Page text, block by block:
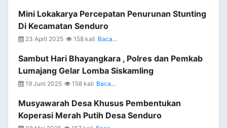
Mini Lokakarya Percepatan Penurunan Stunting
Di Kecamatan Senduro
23 April 2025 158 kali Baca...
Sambut Hari Bhayangkara , Polres dan Pemkab
Lumajang Gelar Lomba Siskamling
19 Juni 2025 158 kali Baca...
Musyawarah Desa Khusus Pembentukan
Koperasi Merah Putih Desa Senduro